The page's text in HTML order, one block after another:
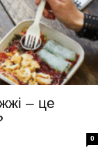
– це
0